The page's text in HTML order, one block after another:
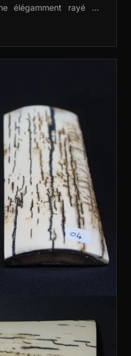
élégamment rayé de
fine et les